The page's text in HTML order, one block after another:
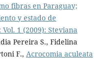
fibras en Paraguay;
y estado de
Vol. 1 (2009): Steviana
Pereira S., Fidelina
F., Acrocomia aculeata